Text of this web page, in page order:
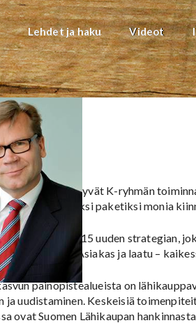
Lehdet ja haku Videot
hyötyvät K-ryhmän
kokoaa yhdeksi paketiksi monia
2015 uuden strategian,
arvoon: ”Asiakas ja laatu –
painopistealueista on
ja uudistaminen. Keskeisiä
ovat Suomen Lähikaupan